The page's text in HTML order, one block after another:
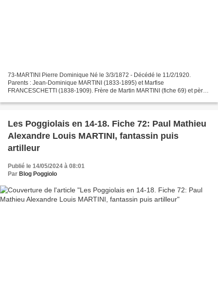
73-MARTINI Pierre Dominique Né le 3/3/1872 - Décédé le 11/2/1920.
Parents : Jean-Dominique MARTINI (1833-1895) et Marfise
FRANCESCHETTI (1838-1909). Frère de Martin MARTINI (fiche 69) et père
Les Poggiolais en 14-18. Fiche 72: Paul Mathieu
Alexandre Louis MARTINI, fantassin puis
artilleur
Publié le 14/05/2024 à 08:01
Par Blog Poggiolo